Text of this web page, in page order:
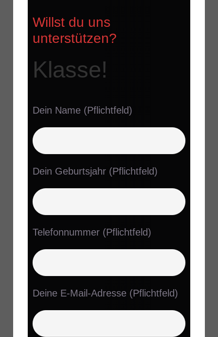
Willst du uns
unterstützen?
Klasse!
Dein Name (Pflichtfeld)
Dein Geburtsjahr (Pflichtfeld)
Telefonnummer (Pflichtfeld)
Deine E-Mail-Adresse (Pflichtfeld)